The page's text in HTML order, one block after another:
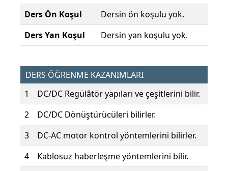
Ders Ön Koşul
Dersin ön koşulu yok.
Ders Yan Koşul
Dersin yan koşulu yok.
DERS ÖĞRENME KAZANIMLARI
1
DC/DC Regülâtör yapıları ve çeşitlerini bilir.
2
DC/DC Dönüştürücüleri bilirler.
3
DC-AC motor kontrol yöntemlerini bilirler.
4
Kablosuz haberleşme yöntemlerini bilir.